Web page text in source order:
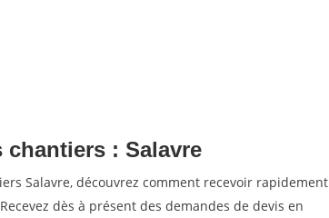
: Salavre
Salavre, découvrez comment recevoir rapidement
dès à présent des demandes de devis en